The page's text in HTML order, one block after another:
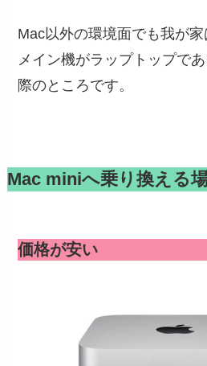
Mac以外の環境面でも我が
メイン機がラップトップで
際のところです。
Mac miniへ乗り換える
価格が安い